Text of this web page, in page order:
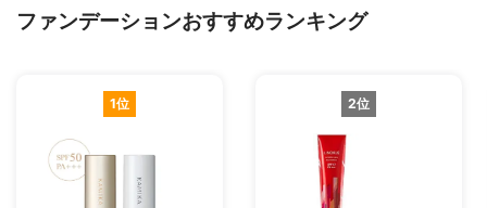
ファンデーションおすすめランキング
1位 2位